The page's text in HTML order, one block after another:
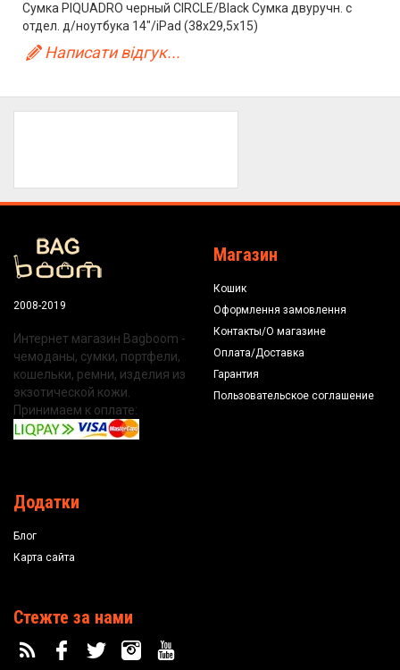
Сумка PIQUADRO черный CIRCLE/Black Сумка двуручн. с
отдел. д/ноутбука 14"/iPad (38x29,5x15)
Написати відгук...
2008-2019
Интернет магазин Bagboom -
чемоданы, сумки, портфели,
кошельки, ремни, изделия из
экзотической кожи.
Принимаем к оплате:
Магазин
Кошик
Оформлення замовлення
Контакты/О магазине
Оплата/Доставка
Гарантия
Пользовательское соглашение
Додатки
Блог
Карта сайта
Стежте за нами